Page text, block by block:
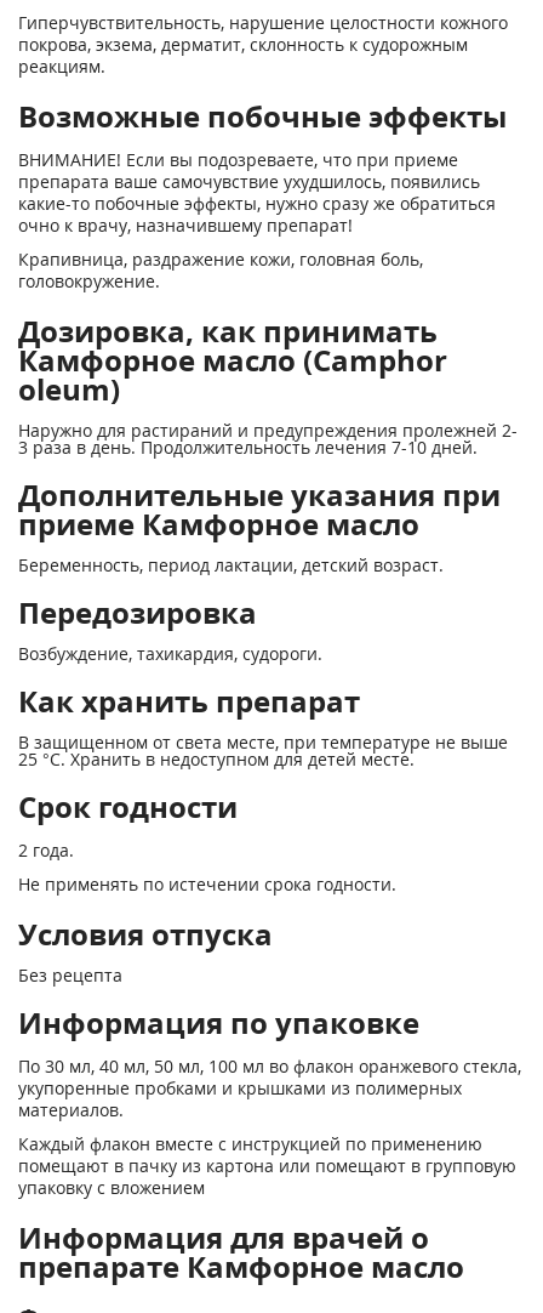
Гиперчувствительность, нарушение целостности кожного
покрова, экзема, дерматит, склонность к судорожным
реакциям.
Возможные побочные эффекты
ВНИМАНИЕ! Если вы подозреваете, что при приеме
препарата ваше самочувствие ухудшилось, появились
какие-то побочные эффекты, нужно сразу же обратиться
очно к врачу, назначившему препарат!
Крапивница, раздражение кожи, головная боль,
головокружение.
Дозировка, как принимать
Камфорное масло (Camphor
oleum)
Наружно для растираний и предупреждения пролежней 2-
3 раза в день. Продолжительность лечения 7-10 дней.
Дополнительные указания при
приеме Камфорное масло
Беременность, период лактации, детский возраст.
Передозировка
Возбуждение, тахикардия, судороги.
Как хранить препарат
В защищенном от света месте, при температуре не выше
25 °С. Хранить в недоступном для детей месте.
Срок годности
2 года.
Не применять по истечении срока годности.
Условия отпуска
Без рецепта
Информация по упаковке
По 30 мл, 40 мл, 50 мл, 100 мл во флакон оранжевого стекла,
укупоренные пробками и крышками из полимерных
материалов.
Каждый флакон вместе с инструкцией по применению
помещают в пачку из картона или помещают в групповую
упаковку с вложением
Информация для врачей о
препарате Камфорное масло